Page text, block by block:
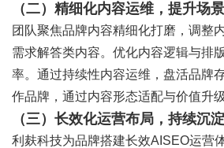
（二）精细化内容运维，提升场
团队聚焦品牌内容精细化打磨，调整
需求解答类内容。优化内容逻辑与排
率。通过持续性内容运维，盘活品牌
作品牌，通过内容形态适配与价值升
（三）长效化运营布局，持续沉
利麸科技为品牌搭建长效AISEO运营